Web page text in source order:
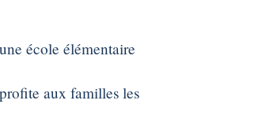
école élémentaire
aux familles les